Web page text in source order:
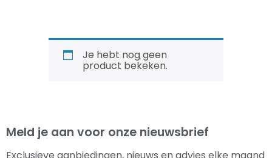
Je hebt nog geen
product bekeken.
Meld je aan voor onze nieuwsbrief